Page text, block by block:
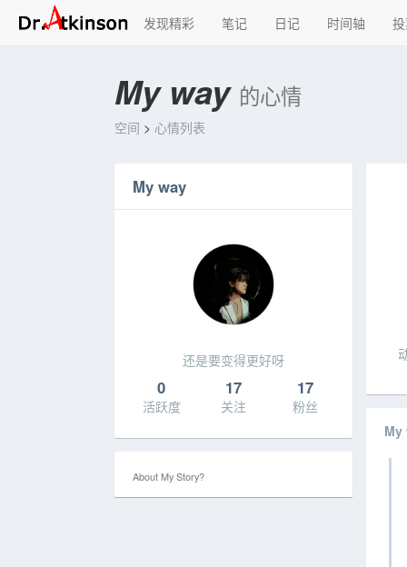
发现精彩 笔记 日记 时间轴
My way 的心情
空间 > 心情列表
My way
还是要变得更好呀
0
活跃度
17
关注
17
粉丝
About My Story?
My